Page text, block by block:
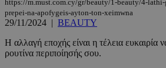
https://m.must.com.cy/gr/beauty/1-beauty/4-
prepei-na-apofygeis-ayton-ton-xeimwna
29/11/2024 | BEAUTY
Η αλλαγή εποχής είναι η τέλεια ευκαιρία
ρουτίνα περιποίησής σου.